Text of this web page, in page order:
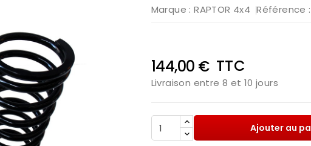
Marque : RAPTOR 4x4 Référence
144,00 € TTC
Livraison entre 8 et 10 jours
Ajouter au